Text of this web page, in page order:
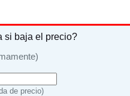
si baja el precio?
de precio)